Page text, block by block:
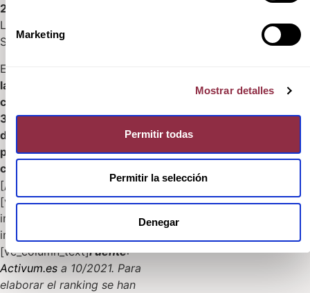
Marketing
Mostrar detalles
Permitir todas
Permitir la selección
Denegar
201.700€
L’Alicantí (246.042€) y Baix
Segura (251.992€).
En el polo opuesto tenemos
la zona de Marina Baixa que
con un precio medio de
361.855 € para 3
dormitorios y 129 m2, se
posiciona como la zona más
cara de toda la provincia.
[/vc_column_text]
[vc_single_image
image=»11489″
img_size=»full»]
[vc_column_text]Fuente:
Activum.es a 10/2021. Para
elaborar el ranking se han